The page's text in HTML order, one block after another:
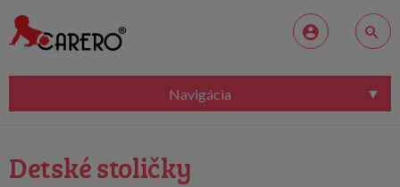
Navigácia
Detské stoličky